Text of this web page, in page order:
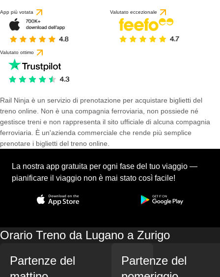
App più votata Valutato eccezionale
Valutato ottimo
Rail Ninja è un servizio di prenotazione per acquistare biglietti del
treno online. Non è una compagnia ferroviaria, non possiede né
gestisce treni e non rappresenta il sito ufficiale di alcuna compagnia
ferroviaria. È un'azienda commerciale che rende più semplice
prenotare i biglietti del treno online.
La nostra app gratuita per ogni fase del tuo viaggio —
pianificare il viaggio non è mai stato così facile!
Orario Treno da Lugano a Zurigo
Partenze del
Partenze del